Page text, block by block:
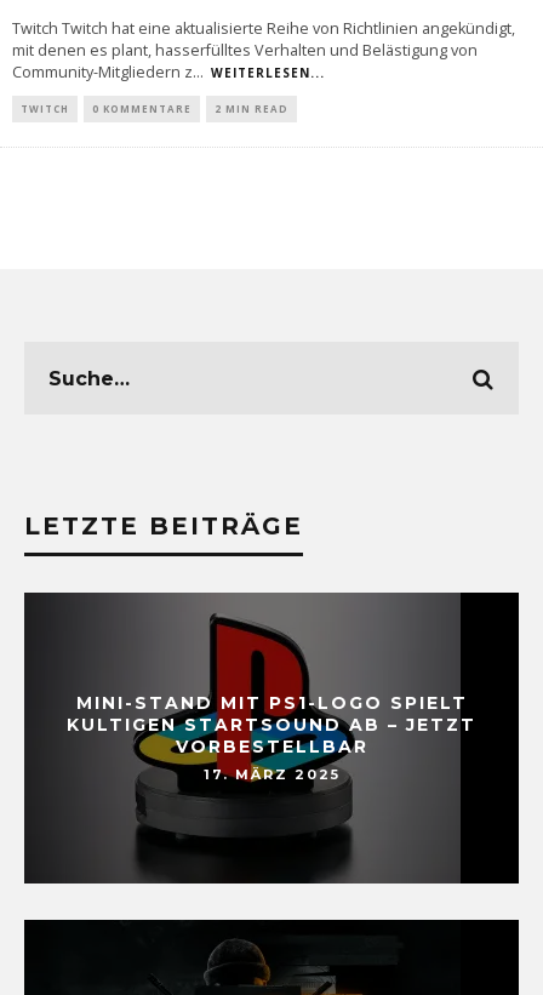
Twitch Twitch hat eine aktualisierte Reihe von Richtlinien angekündigt,
mit denen es plant, hasserfülltes Verhalten und Belästigung von
Community-Mitgliedern z... WEITERLESEN...
TWITCH 0 KOMMENTARE 2 MIN READ
LETZTE BEITRÄGE
MINI-STAND MIT PS1-LOGO SPIELT
KULTIGEN STARTSOUND AB – JETZT
VORBESTELLBAR
17. MÄRZ 2025